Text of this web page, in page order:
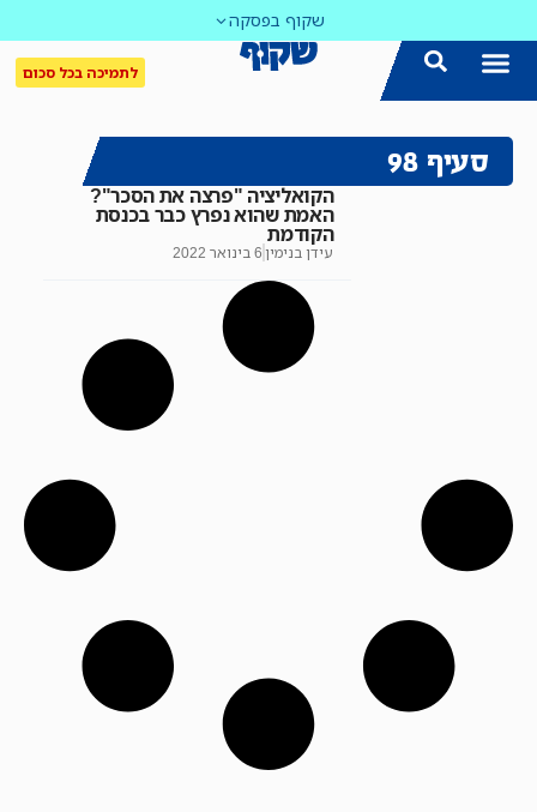
שקוף בפסקה
לתמיכה בכל סכום
סעיף 98
הקואליציה "פרצה את הסכר"?
האמת שהוא נפרץ כבר בכנסת
הקודמת
עידן בנימין 6 בינואר 2022